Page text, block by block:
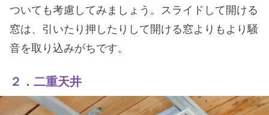
ついても考慮してみましょう。スライドして開ける
窓は、引いたり押したりして開ける窓よりもより騒
音を取り込みがちです。
２．二重天井